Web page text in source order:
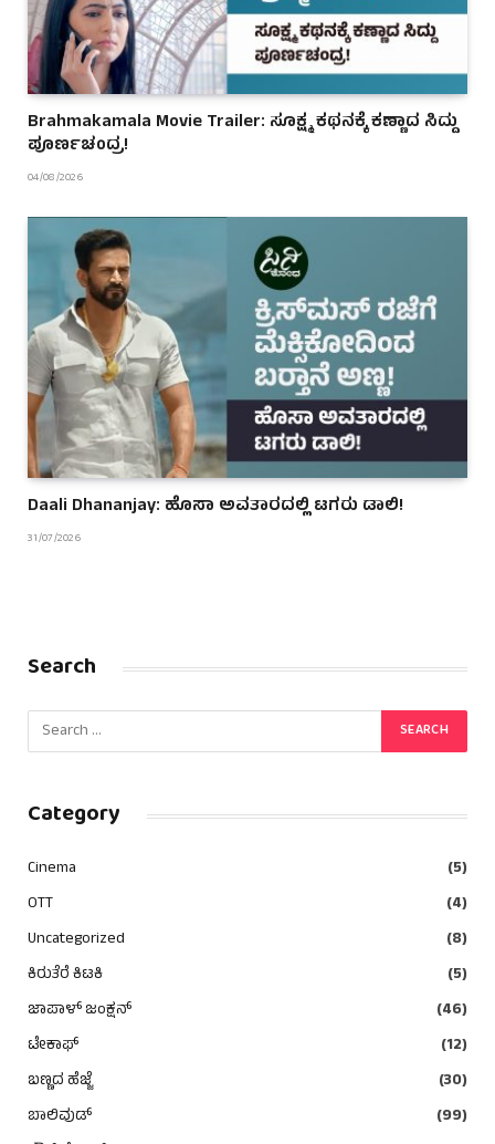
Brahmakamala Movie Trailer: ಸೂಕ್ಷ್ಮ ಕಥನಕ್ಕೆ ಕಣ್ಣಾದ ಸಿದ್ದು
ಪೂರ್ಣಚಂದ್ರ!
04/08/2026
Daali Dhananjay: ಹೊಸಾ ಅವತಾರದಲ್ಲಿ ಟಗರು ಡಾಲಿ!
31/07/2026
Search
Category
Cinema
(5)
OTT
(4)
Uncategorized
(8)
ಕಿರುತೆರೆ ಕಿಟಕಿ
(5)
ಜಾಪಾಳ್ ಜಂಕ್ಷನ್
(46)
ಟೇಕಾಫ್
(12)
ಬಣ್ಣದ ಹೆಜ್ಜೆ
(30)
ಬಾಲಿವುಡ್
(99)